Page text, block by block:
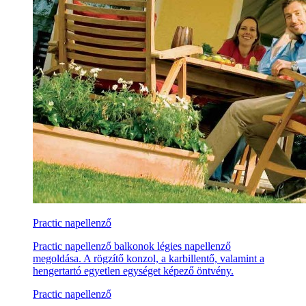
Practic napellenző
Practic napellenző balkonok légies napellenző
megoldása. A rögzítő konzol, a karbillentő, valamint a
hengertartó egyetlen egységet képező öntvény.
Practic napellenző